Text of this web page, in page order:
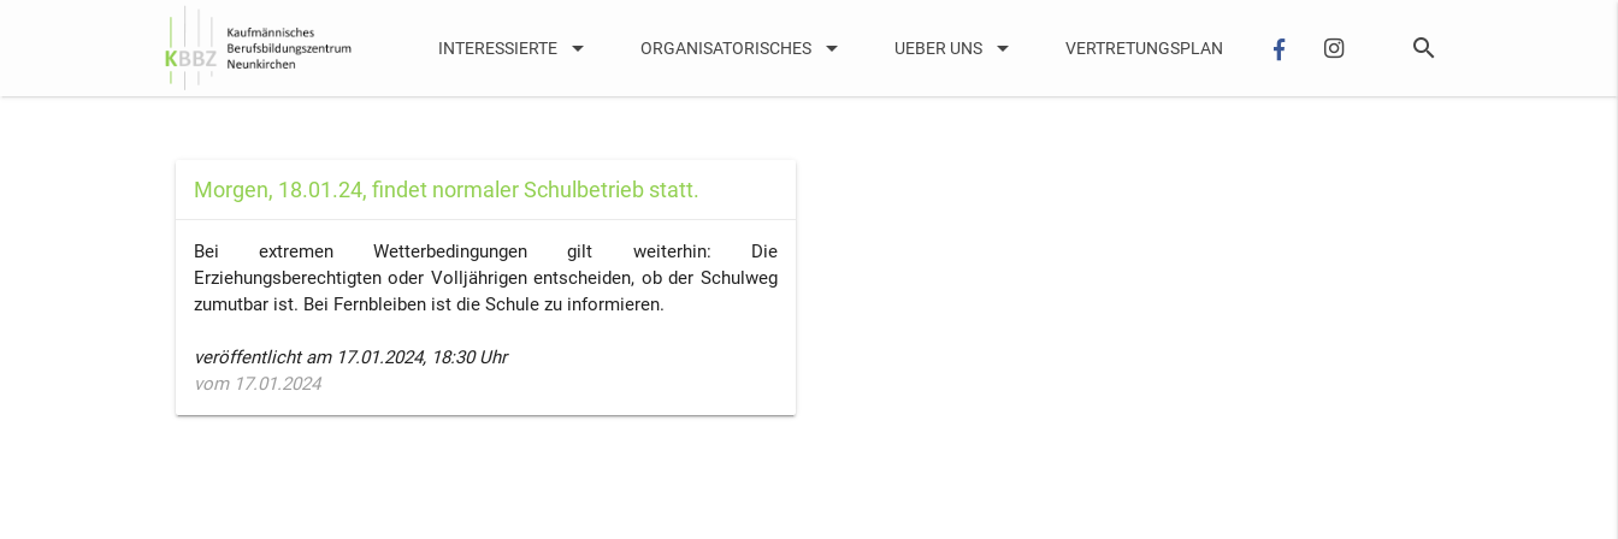
INTERESSIERTE arrow_drop_down ORGANISATORISCHES arrow_drop_down UEBER UNS arrow_drop_down VERTRETUNGSPLAN search
Morgen, 18.01.24, findet normaler Schulbetrieb statt.
Bei extremen Wetterbedingungen gilt weiterhin: Die
Erziehungsberechtigten oder Volljährigen entscheiden, ob der Schulweg
zumutbar ist. Bei Fernbleiben ist die Schule zu informieren.
veröffentlicht am 17.01.2024, 18:30 Uhr
vom 17.01.2024